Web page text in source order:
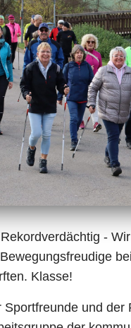
-
Klasse!
Sportfreunde und der